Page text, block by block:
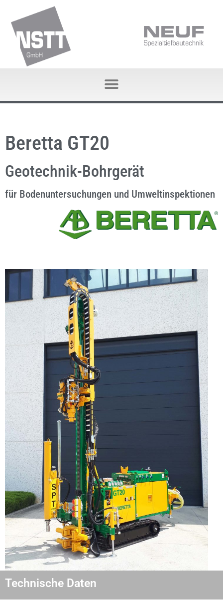
Beretta GT20
Geotechnik-Bohrgerät
für Bodenuntersuchungen und Umweltinspektionen
Technische Daten